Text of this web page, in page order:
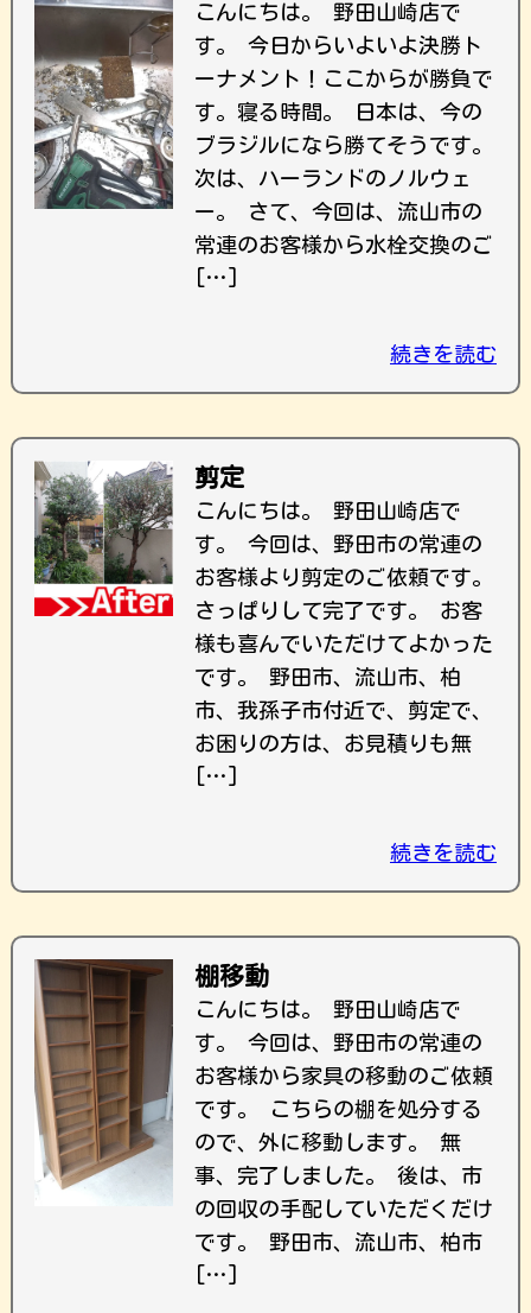
こんにちは。 野田山崎店で
す。 今日からいよいよ決勝ト
ーナメント！ここからが勝負で
す。寝る時間。 日本は、今の
ブラジルになら勝てそうです。
次は、ハーランドのノルウェ
ー。 さて、今回は、流山市の
常連のお客様から水栓交換のご
[…]
続きを読む
剪定
こんにちは。 野田山崎店で
す。 今回は、野田市の常連の
お客様より剪定のご依頼です。
さっぱりして完了です。 お客
様も喜んでいただけてよかった
です。 野田市、流山市、柏
市、我孫子市付近で、剪定で、
お困りの方は、お見積りも無
[…]
続きを読む
棚移動
こんにちは。 野田山崎店で
す。 今回は、野田市の常連の
お客様から家具の移動のご依頼
です。 こちらの棚を処分する
ので、外に移動します。 無
事、完了しました。 後は、市
の回収の手配していただくだけ
です。 野田市、流山市、柏市
[…]